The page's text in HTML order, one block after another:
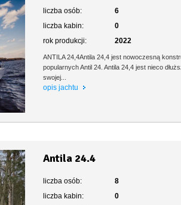
liczba osób:
6
liczba kabin:
0
rok produkcji:
2022
ANTILA 24,4Antila 24,4 jest nowoczesną
popularnych Antil 24. Antila 24,4 jest nieco
swojej...
opis jachtu
Antila 24.4
liczba osób:
8
liczba kabin:
0